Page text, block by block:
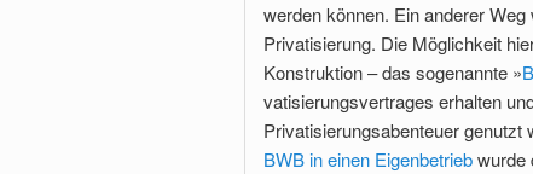
werden können. Ein anderer
Privatisierung. Die Möglichkeit
Konstruktion – das sogenannte »
vatisierungsvertrages erhalten
Privatisierungsabenteuer
BWB in einen Eigenbetriebwurde